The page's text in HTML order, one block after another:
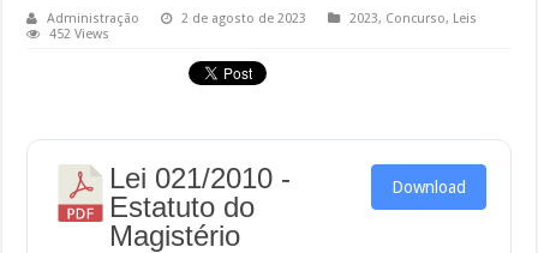
Administração 2 de agosto de 2023 2023, Concurso, Leis
452 Views
Lei 021/2010 -
Estatuto do
Magistério
Download